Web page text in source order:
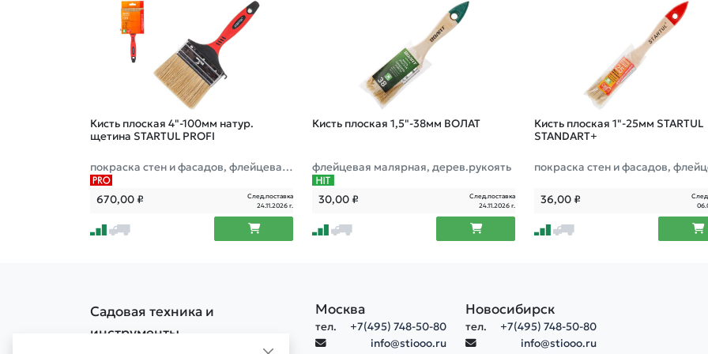
Кисть плоская 4"-100мм натур.
щетина STARTUL PROFI
покраска стен и фасадов, флейцевая
малярная, все типы ЛКМ
670,00₽
След.поставка
24.11.2026 г.
Кисть плоская 1,5"-38мм ВОЛАТ
флейцевая малярная, дерев.рукоять
30,00₽
След.поставка
24.11.2026 г.
Кисть плоская 1"-25мм STARTUL
STANDART+
покраска стен и фасадов,
щетина, утолщенная рукоять
36,00₽
Садовая техника и
инструменты
Москва
тел.
+7(495) 748-50-80
info@stiooo.ru
Новосибирск
тел.
+7(495) 748-50-80
info@stiooo.ru